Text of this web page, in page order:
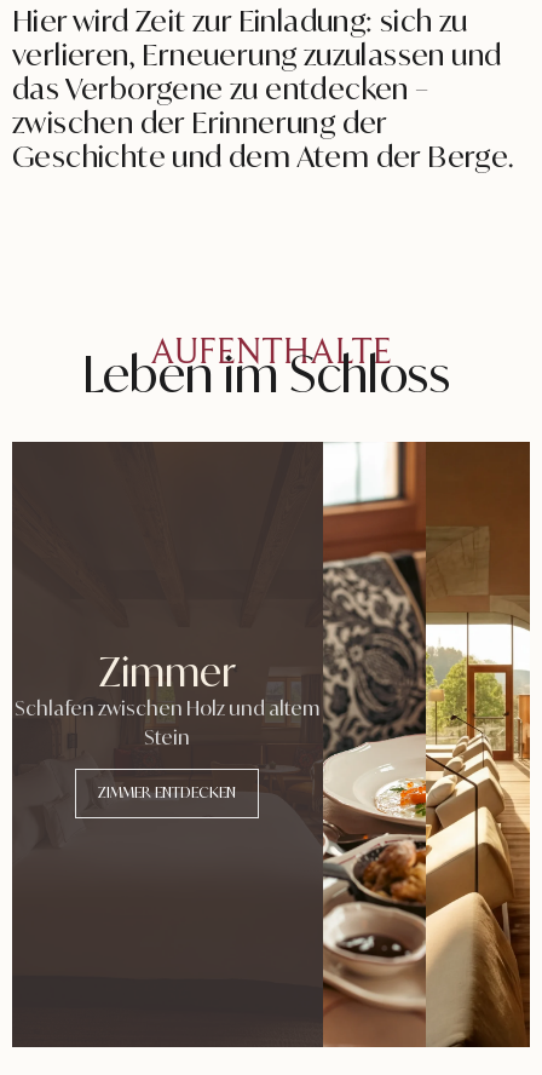
Hier wird Zeit zur Einladung: sich zu
verlieren, Erneuerung zuzulassen und
das Verborgene zu entdecken –
zwischen der Erinnerung der
Geschichte und dem Atem der Berge.
AUFENTHALTE
LebenimSchloss
Zimmer
Schlafen zwischen Holz und altem
Stein
ZIMMER ENTDECKEN
ZUR
KÜCHE
ZUM
SPA